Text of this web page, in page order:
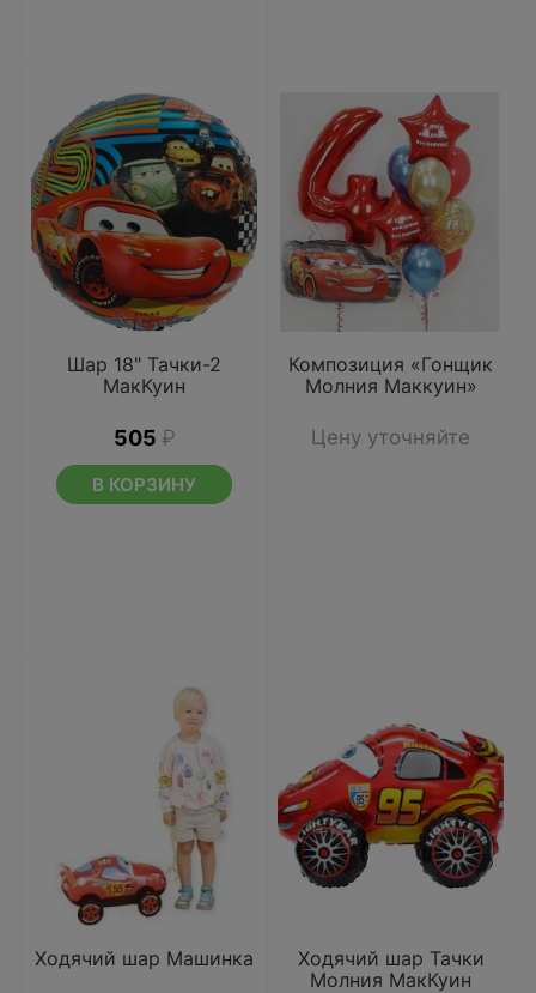
Шар 18" Тачки-2
МакКуин
505 ₽
В КОРЗИНУ
Композиция «Гонщик
Молния Маккуин»
Цену уточняйте
Ходячий шар Машинка
Ходячий шар Тачки
Молния МакКуин